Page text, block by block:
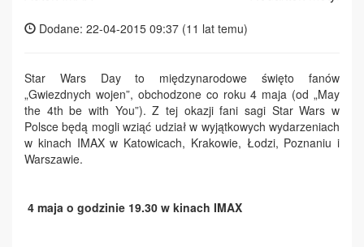
Dodane: 22-04-2015 09:37 (11 lat temu)
Star Wars Day to międzynarodowe święto fanów
„Gwiezdnych wojen”, obchodzone co roku 4 maja (od „May
the 4th be with You”). Z tej okazji fani sagi Star Wars w
Polsce będą mogli wziąć udział w wyjątkowych wydarzeniach
w kinach IMAX w Katowicach, Krakowie, Łodzi, Poznaniu i
Warszawie.
4 maja o godzinie 19.30 w kinach IMAX